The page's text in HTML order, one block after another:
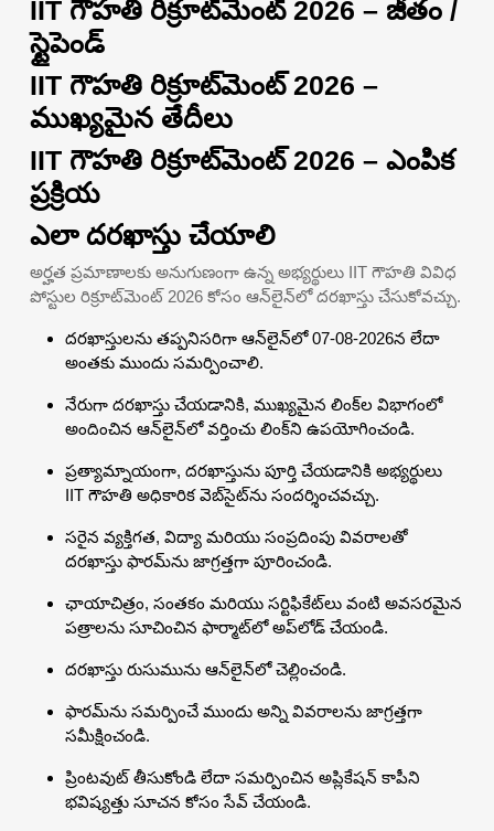
IIT గౌహతి రిక్రూట్‌మెంట్ 2026 – జీతం /
స్టైపెండ్
IIT గౌహతి రిక్రూట్‌మెంట్ 2026 –
ముఖ్యమైన తేదీలు
IIT గౌహతి రిక్రూట్‌మెంట్ 2026 – ఎంపిక
ప్రక్రియ
ఎలా దరఖాస్తు చేయాలి
అర్హత ప్రమాణాలకు అనుగుణంగా ఉన్న అభ్యర్థులు IIT గౌహతి వివిధ
పోస్టుల రిక్రూట్‌మెంట్ 2026 కోసం ఆన్‌లైన్‌లో దరఖాస్తు చేసుకోవచ్చు.
దరఖాస్తులను తప్పనిసరిగా ఆన్‌లైన్‌లో 07-08-2026న లేదా
అంతకు ముందు సమర్పించాలి.
నేరుగా దరఖాస్తు చేయడానికి, ముఖ్యమైన లింక్‌ల విభాగంలో
అందించిన ఆన్‌లైన్‌లో వర్తించు లింక్‌ని ఉపయోగించండి.
ప్రత్యామ్నాయంగా, దరఖాస్తును పూర్తి చేయడానికి అభ్యర్థులు
IIT గౌహతి అధికారిక వెబ్‌సైట్‌ను సందర్శించవచ్చు.
సరైన వ్యక్తిగత, విద్యా మరియు సంప్రదింపు వివరాలతో
దరఖాస్తు ఫారమ్‌ను జాగ్రత్తగా పూరించండి.
ఛాయాచిత్రం, సంతకం మరియు సర్టిఫికేట్‌లు వంటి అవసరమైన
పత్రాలను సూచించిన ఫార్మాట్‌లో అప్‌లోడ్ చేయండి.
దరఖాస్తు రుసుమును ఆన్‌లైన్‌లో చెల్లించండి.
ఫారమ్‌ను సమర్పించే ముందు అన్ని వివరాలను జాగ్రత్తగా
సమీక్షించండి.
ప్రింటవుట్ తీసుకోండి లేదా సమర్పించిన అప్లికేషన్ కాపీని
భవిష్యత్తు సూచన కోసం సేవ్ చేయండి.